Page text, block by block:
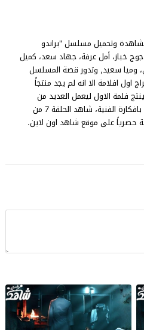
براندو الشرق الحلقة 7 مشاهدة وتحميل مسلسل "براندو
بطولة جوج خباز، أمل عرفة، جهاد سعد، كميل
وميا سعيد, وتدور قصة المسلسل
افلامة الا انه لم يجد منتجاً
فلمة الاول ليعمل العديد من
الاعمال بانتظار المنتج الذي يقتنع بافكارة الفنية، شاهد الحلقة 7 من
حصرياً على موقع شاهد اون لاين.